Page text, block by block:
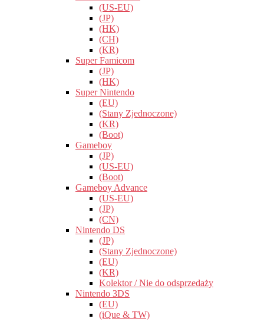
(US-EU)
(JP)
(HK)
(CH)
(KR)
Super Famicom
(JP)
(HK)
Super Nintendo
(EU)
(Stany Zjednoczone)
(KR)
(Boot)
Gameboy
(JP)
(US-EU)
(Boot)
Gameboy Advance
(US-EU)
(JP)
(CN)
Nintendo DS
(JP)
(Stany Zjednoczone)
(EU)
(KR)
Kolektor / Nie do odsprzedaży
Nintendo 3DS
(EU)
(iQue & TW)